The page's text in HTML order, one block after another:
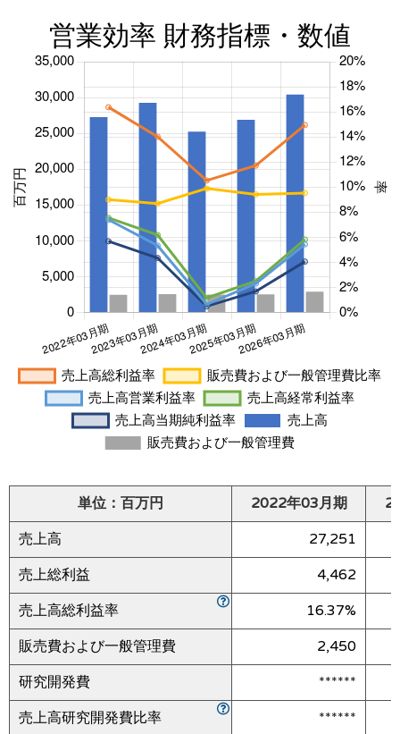
単位：百万円 2022年03月期
売上高
27,251
売上総利益
4,462
売上高総利益率
16.37%
販売費および一般管理費
2,450
研究開発費
******
売上高研究開発費比率
******